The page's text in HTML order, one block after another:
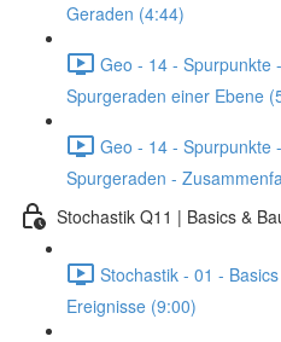
Geraden (4:44)
Geo - 14 - Spurpunkte
Spurgeraden einer Ebene
Geo - 14 - Spurpunkte
Spurgeraden -
Stochastik Q11 | Basics &
Stochastik - 01 -
Ereignisse (9:00)